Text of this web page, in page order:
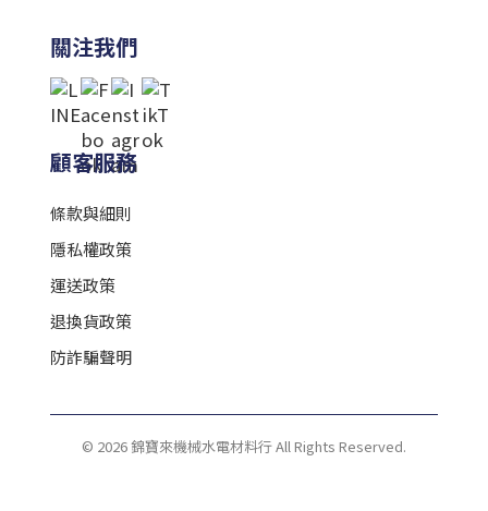
關注我們
顧客服務
條款與細則
隱私權政策
運送政策
退換貨政策
防詐騙聲明
© 2026 錦寶來機械水電材料行 All Rights Reserved.